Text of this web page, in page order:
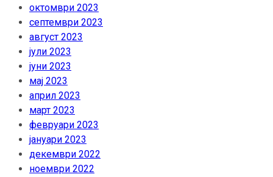
октомври 2023
септември 2023
август 2023
јули 2023
јуни 2023
мај 2023
април 2023
март 2023
февруари 2023
јануари 2023
декември 2022
ноември 2022